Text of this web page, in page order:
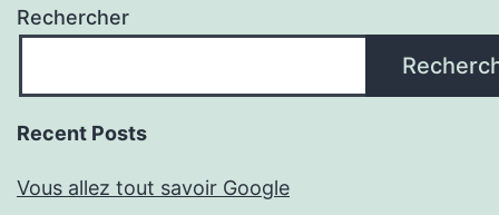
Rechercher
Recent Posts
Vous allez tout savoir Google